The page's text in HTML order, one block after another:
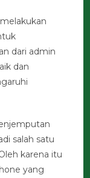
dari admin
dan
salah satu
karena itu
yang